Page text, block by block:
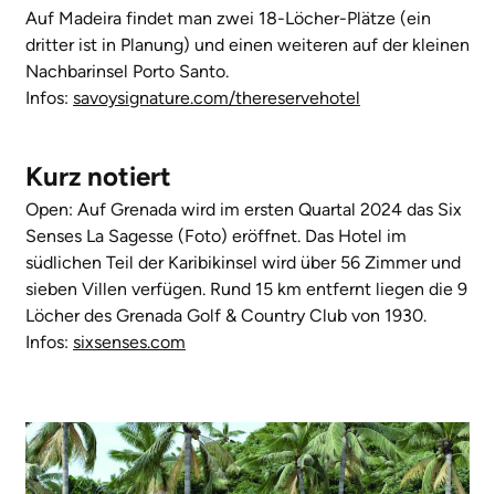
Auf Madeira findet man zwei 18-Löcher-Plätze (ein
dritter ist in Planung) und einen weiteren auf der kleinen
Nachbarinsel Porto Santo.
Infos: savoysignature.com/thereservehotel
Kurz notiert
Open: Auf Grenada wird im ersten Quartal 2024 das Six
Senses La Sagesse (Foto) eröffnet. Das Hotel im
südlichen Teil der Karibikinsel wird über 56 Zimmer und
sieben Villen verfügen. Rund 15 km entfernt liegen die 9
Löcher des Grenada Golf & Country Club von 1930.
Infos: sixsenses.com